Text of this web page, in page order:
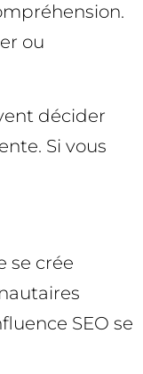
ou
décider
Si vous
se crée
SEO se